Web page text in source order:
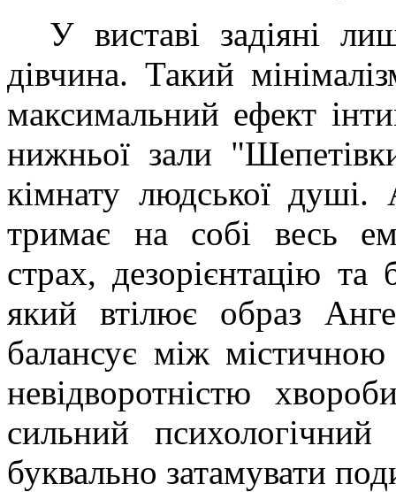
У виставі задіяні
дівчина. Такий
максимальний ефект
нижньої зали
кімнату людської
тримає на собі весь
страх, дезорієнтацію
який втілює образ
балансує між
невідворотністю
сильний
буквально затамувати